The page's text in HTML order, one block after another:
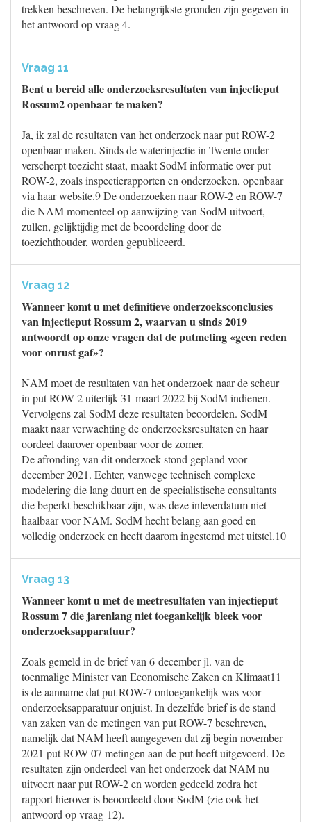
trekken beschreven. De belangrijkste gronden zijn gegeven in
het antwoord op vraag 4.
Vraag 11
Bent u bereid alle onderzoeksresultaten van injectieput
Rossum2 openbaar te maken?
Ja, ik zal de resultaten van het onderzoek naar put ROW-2
openbaar maken. Sinds de waterinjectie in Twente onder
verscherpt toezicht staat, maakt SodM informatie over put
ROW-2, zoals inspectierapporten en onderzoeken, openbaar
via haar website.9 De onderzoeken naar ROW-2 en ROW-7
die NAM momenteel op aanwijzing van SodM uitvoert,
zullen, gelijktijdig met de beoordeling door de
toezichthouder, worden gepubliceerd.
Vraag 12
Wanneer komt u met definitieve onderzoeksconclusies
van injectieput Rossum 2, waarvan u sinds 2019
antwoordt op onze vragen dat de putmeting «geen reden
voor onrust gaf»?
NAM moet de resultaten van het onderzoek naar de scheur
in put ROW-2 uiterlijk 31 maart 2022 bij SodM indienen.
Vervolgens zal SodM deze resultaten beoordelen. SodM
maakt naar verwachting de onderzoeksresultaten en haar
oordeel daarover openbaar voor de zomer.
De afronding van dit onderzoek stond gepland voor
december 2021. Echter, vanwege technisch complexe
modelering die lang duurt en de specialistische consultants
die beperkt beschikbaar zijn, was deze inleverdatum niet
haalbaar voor NAM. SodM hecht belang aan goed en
volledig onderzoek en heeft daarom ingestemd met uitstel.10
Vraag 13
Wanneer komt u met de meetresultaten van injectieput
Rossum 7 die jarenlang niet toegankelijk bleek voor
onderzoeksapparatuur?
Zoals gemeld in de brief van 6 december jl. van de
toenmalige Minister van Economische Zaken en Klimaat11
is de aanname dat put ROW-7 ontoegankelijk was voor
onderzoeksapparatuur onjuist. In dezelfde brief is de stand
van zaken van de metingen van put ROW-7 beschreven,
namelijk dat NAM heeft aangegeven dat zij begin november
2021 put ROW-07 metingen aan de put heeft uitgevoerd. De
resultaten zijn onderdeel van het onderzoek dat NAM nu
uitvoert naar put ROW-2 en worden gedeeld zodra het
rapport hierover is beoordeeld door SodM (zie ook het
antwoord op vraag 12).